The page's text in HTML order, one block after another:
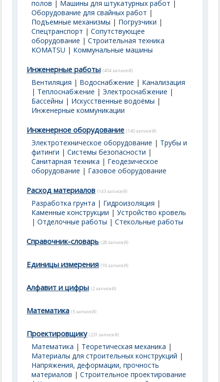
полов | Машины для штукатурных работ |
Оборудование для свайных работ |
Подъемные механизмы | Погрузчики |
Спецтранспорт |Сопутствующее
оборудование |Строительная техника
KOMATSU | Коммунальные машины
Инженерные работы (404 записей)
Вентиляция | Водоснабжение | Канализация
| Теплоснабжение |Электроснабжение |
Бассейны | Искусственные водоёмы |
Инженерные коммуникации
Инженерное оборудование (140 записей)
Электротехническое оборудование | Трубы и
фитинги |Системы безопасности |
Санитарная техника | Геодезическое
оборудование | Газовое оборудование
Расход материалов (143 записей)
Разработка грунта | Гидроизоляция |
Каменные конструкции |Устройство кровель
|Отделочные работы |Стекольные работы
Справочник-словарь (28 записей)
Единицы измерения (18 записей)
Алфавит и цифры (2 записей)
Математика (5 записей)
Проектировщику (231 записей)
Математика | Теоретическая механика |
Материалы для строительных конструкций |
Напряжения, деформации, прочность
материалов |Строительное проектирование